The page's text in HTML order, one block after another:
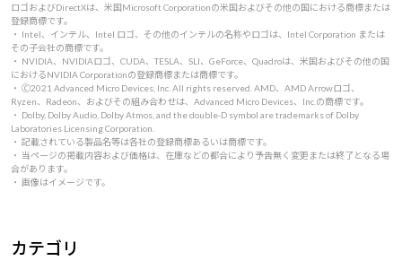
ロゴおよびDirectXは、米国Microsoft Corporationの米国およびその他の国における商標または
登録商標です。
・ Intel、インテル、Intel ロゴ、その他のインテルの名称やロゴは、Intel Corporation または
その子会社の商標です。
・ NVIDIA、NVIDIAロゴ、CUDA、TESLA、SLI、GeForce、Quadroは、米国およびその他の国
におけるNVIDIA Corporationの登録商標または商標です。
・ 🄫2021 Advanced Micro Devices, Inc. All rights reserved. AMD、AMD Arrowロゴ、
Ryzen、Radeon、およびその組み合わせは、Advanced Micro Devices、Inc.の商標です。
・ Dolby, Dolby Audio, Dolby Atmos, and the double-D symbol are trademarks of Dolby
Laboratories Licensing Corporation.
・ 記載されている製品名等は各社の登録商標あるいは商標です。
・ 当ページの掲載内容および価格は、在庫などの都合により予告無く変更または終了となる場
合があります。
・ 画像はイメージです。
カテゴリ